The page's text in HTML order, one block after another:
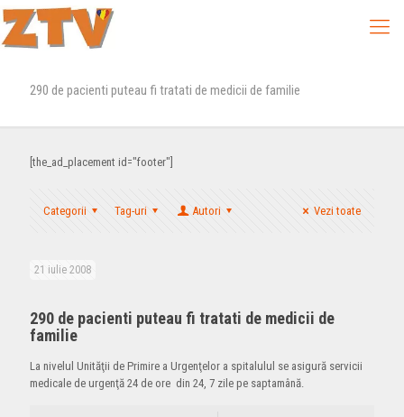
290 de pacienti puteau fi tratati de medicii de familie
[the_ad_placement id="footer"]
Categorii Tag-uri Autori Vezi toate
21 iulie 2008
290 de pacienti puteau fi tratati de medicii de
familie
La nivelul Unităţii de Primire a Urgenţelor a spitalulul se asigură servicii
medicale de urgenţă 24 de ore din 24, 7 zile pe saptamână.